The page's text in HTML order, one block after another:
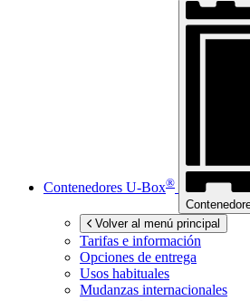
Contenedores U-Box®
Volver al menú principal
Tarifas e información
Opciones de entrega
Usos habituales
Mudanzas internacionales